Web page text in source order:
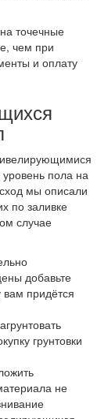
точечные
чем при
и оплату
уровень пола на
мы описали
по заливке
случае
добавьте
вам придётся
грунтовки
не